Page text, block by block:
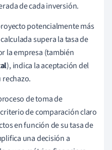
de cada inversión.
potencialmente más
supera la tasa de
la empresa (también
), indica la aceptación del
de toma de
de comparación claro
en función de su tasa de
una decisión a